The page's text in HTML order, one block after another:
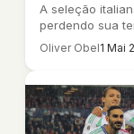
A seleção
perdendo sua
Oliver Obel1 Mai